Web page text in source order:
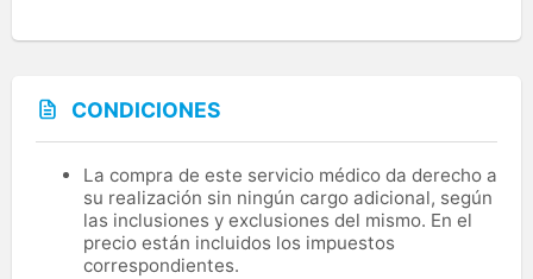
CONDICIONES
La compra de este servicio médico da derecho a
su realización sin ningún cargo adicional, según
las inclusiones y exclusiones del mismo. En el
precio están incluidos los impuestos
correspondientes.